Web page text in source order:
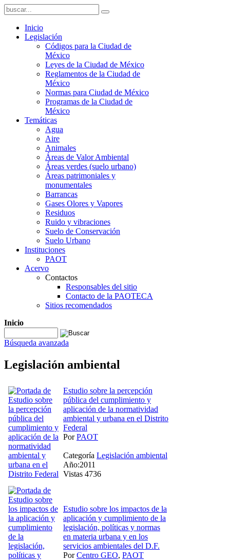
Inicio
Legislación
Códigos para la Ciudad de
México
Leyes de la Ciudad de México
Reglamentos de la Ciudad de
México
Normas para Ciudad de México
Programas de la Ciudad de
México
Temáticas
Agua
Aire
Animales
Áreas de Valor Ambiental
Áreas verdes (suelo urbano)
Áreas patrimoniales y
monumentales
Barrancas
Gases Olores y Vapores
Residuos
Ruido y vibraciones
Suelo de Conservación
Suelo Urbano
Instituciones
PAOT
Acervo
Contactos
Responsables del sitio
Contacto de la PAOTECA
Sitios recomendados
Inicio
Búsqueda avanzada
Legislación ambiental
Estudio sobre la percepción
pública del cumplimiento y
aplicación de la normatividad
ambiental y urbana en el Distrito
Federal
PorPAOT
Categoría Legislación ambiental
Año:2011
Vistas 4736
Estudio sobre los impactos de la
aplicación y cumplimiento de la
legislación, políticas y normas
en materia urbana y en los
servicios ambientales del D.F.
PorCentro GEO, PAOT